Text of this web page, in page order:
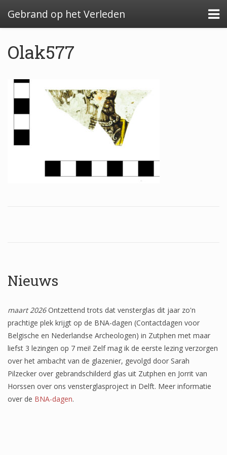
Gebrand op het Verleden
Algemeen: Glazeniersafval in Nederland
Algemeen: de glazenier
Uitwerking: Zutphen-Dieserstraat, 1583-1600
Uitwerking: Oldenzaal-Boterstraat, 1650-1700
Quickscan: Groenlo-Nieuwstad, 1650-1800
(Fabel)dieren
Geometrische patronen
Bloemmotieven
Boordglazen
Omlijsting
Teksten
Nieuws
maart 2026Ontzettend trots dat vensterglas dit jaar zo'n
prachtige plek krijgt op de BNA-dagen (Contactdagen voor
Belgische en Nederlandse Archeologen) in Zutphen met maar
liefst 3 lezingen op 7 mei! Zelf mag ik de eerste lezing verzorgen
over het ambacht van de glazenier, gevolgd door Sarah
Pilzecker over gebrandschilderd glas uit Zutphen en Jorrit van
Horssen over ons vensterglasproject in Delft. Meer informatie
over de BNA-dagen.
Olak577